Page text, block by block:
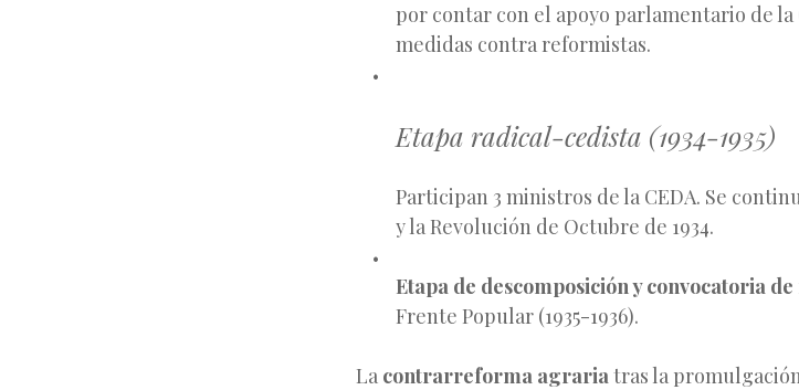
por contar con el apoyo parlamentario de la
medidas contra reformistas.
Etapa radical-cedista (1934-1935)
Participan 3 ministros de la CEDA. Se
y la Revolución de Octubre de 1934.
Etapa de descomposición y convocatoria
Frente Popular (1935-1936).
La contrarreforma agrariatras la